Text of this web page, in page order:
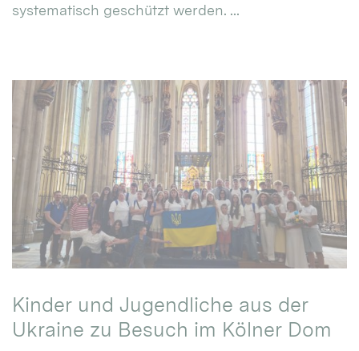
systematisch geschützt werden. ...
Kinder und Jugendliche aus der
Ukraine zu Besuch im Kölner Dom